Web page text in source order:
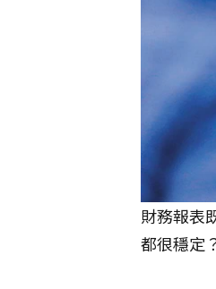
財務報表
都很穩定